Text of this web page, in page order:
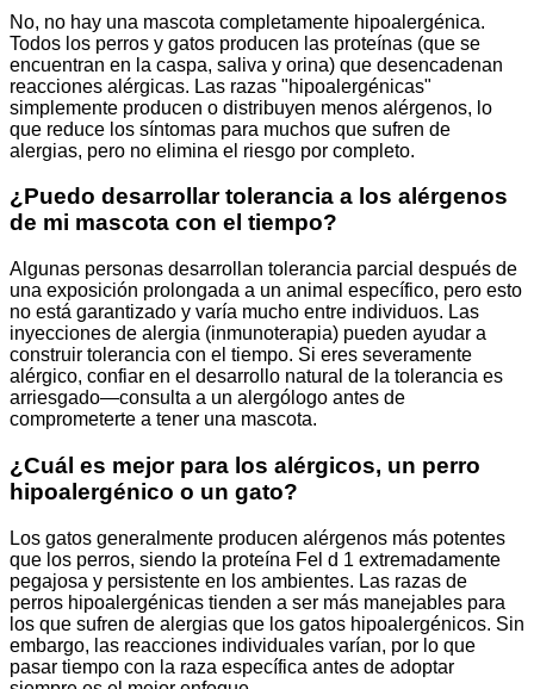
No, no hay una mascota completamente hipoalergénica.
Todos los perros y gatos producen las proteínas (que se
encuentran en la caspa, saliva y orina) que desencadenan
reacciones alérgicas. Las razas "hipoalergénicas"
simplemente producen o distribuyen menos alérgenos, lo
que reduce los síntomas para muchos que sufren de
alergias, pero no elimina el riesgo por completo.
¿Puedo desarrollar tolerancia a los alérgenos
de mi mascota con el tiempo?
Algunas personas desarrollan tolerancia parcial después de
una exposición prolongada a un animal específico, pero esto
no está garantizado y varía mucho entre individuos. Las
inyecciones de alergia (inmunoterapia) pueden ayudar a
construir tolerancia con el tiempo. Si eres severamente
alérgico, confiar en el desarrollo natural de la tolerancia es
arriesgado—consulta a un alergólogo antes de
comprometerte a tener una mascota.
¿Cuál es mejor para los alérgicos, un perro
hipoalergénico o un gato?
Los gatos generalmente producen alérgenos más potentes
que los perros, siendo la proteína Fel d 1 extremadamente
pegajosa y persistente en los ambientes. Las razas de
perros hipoalergénicas tienden a ser más manejables para
los que sufren de alergias que los gatos hipoalergénicos. Sin
embargo, las reacciones individuales varían, por lo que
pasar tiempo con la raza específica antes de adoptar